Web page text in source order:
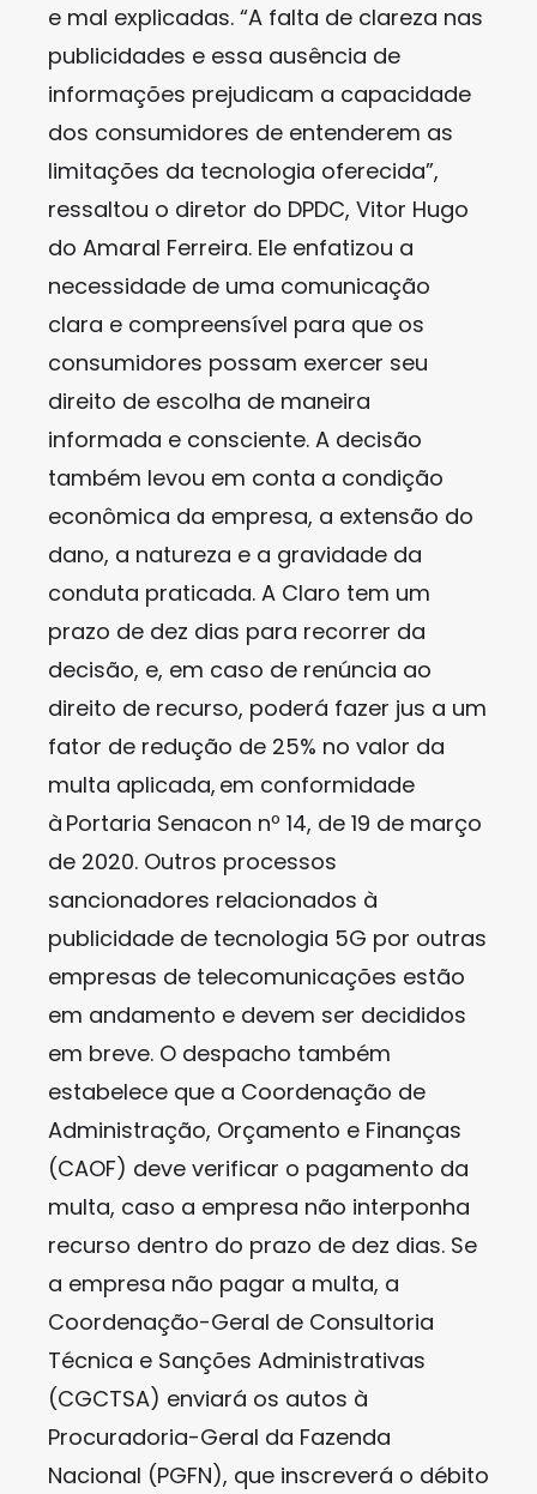
e mal explicadas. “A falta de clareza nas
publicidades e essa ausência de
informações prejudicam a capacidade
dos consumidores de entenderem as
limitações da tecnologia oferecida”,
ressaltou o diretor do DPDC, Vitor Hugo
do Amaral Ferreira. Ele enfatizou a
necessidade de uma comunicação
clara e compreensível para que os
consumidores possam exercer seu
direito de escolha de maneira
informada e consciente. A decisão
também levou em conta a condição
econômica da empresa, a extensão do
dano, a natureza e a gravidade da
conduta praticada. A Claro tem um
prazo de dez dias para recorrer da
decisão, e, em caso de renúncia ao
direito de recurso, poderá fazer jus a um
fator de redução de 25% no valor da
multa aplicada, em conformidade
à Portaria Senacon nº 14, de 19 de março
de 2020. Outros processos
sancionadores relacionados à
publicidade de tecnologia 5G por outras
empresas de telecomunicações estão
em andamento e devem ser decididos
em breve. O despacho também
estabelece que a Coordenação de
Administração, Orçamento e Finanças
(CAOF) deve verificar o pagamento da
multa, caso a empresa não interponha
recurso dentro do prazo de dez dias. Se
a empresa não pagar a multa, a
Coordenação-Geral de Consultoria
Técnica e Sanções Administrativas
(CGCTSA) enviará os autos à
Procuradoria-Geral da Fazenda
Nacional (PGFN), que inscreverá o débito